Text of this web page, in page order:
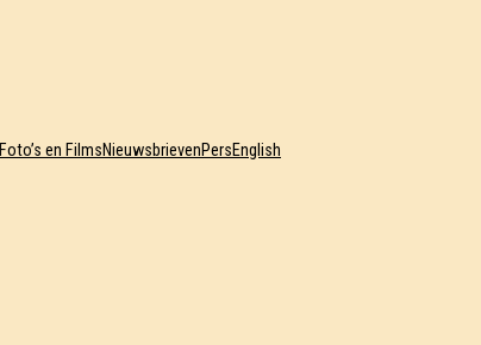
Foto’s en FilmsNieuwsbrievenPersEnglish